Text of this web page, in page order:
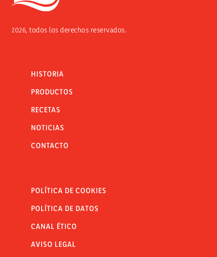
2026, todos los derechos reservados.
HISTORIA
PRODUCTOS
RECETAS
NOTICIAS
CONTACTO
POLÍTICA DE COOKIES
POLÍTICA DE DATOS
CANAL ÉTICO
AVISO LEGAL